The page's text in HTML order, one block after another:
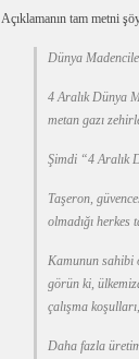
Açıklamanın tam metni
Dünya
4 Aralık Dünya
metan gazı
Şimdi “4 Aralık
Taşeron,
olmadığı herkes
Kamunun sahibi
görün ki,
çalışma
Daha fazla